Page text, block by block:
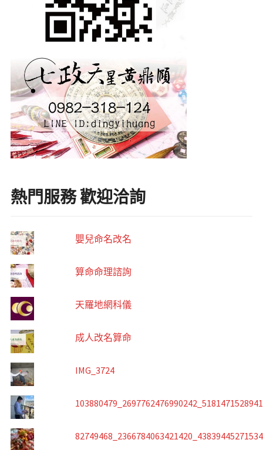
熱門服務 歡迎洽詢
嬰兒命名改名
算命命理諮詢
天羅地網科儀
成人改名算命
IMG_3724